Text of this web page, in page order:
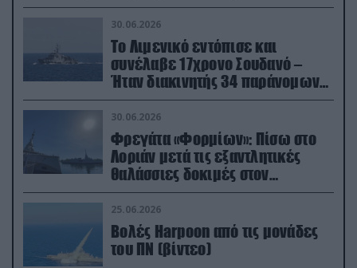
30.06.2026
Το Λιμενικό εντόπισε και
συνέλαβε 17χρονο Σουδανό –
Ήταν διακινητής 34 παράνομων
μεταναστών
30.06.2026
Φρεγάτα «Φορμίων»: Πίσω στο
Λοριάν μετά τις εξαντλητικές
θαλάσσιες δοκιμές στον
απαιτητικό Βισκαϊκό
25.06.2026
Βολές Harpoon από τις μονάδες
του ΠΝ (βίντεο)